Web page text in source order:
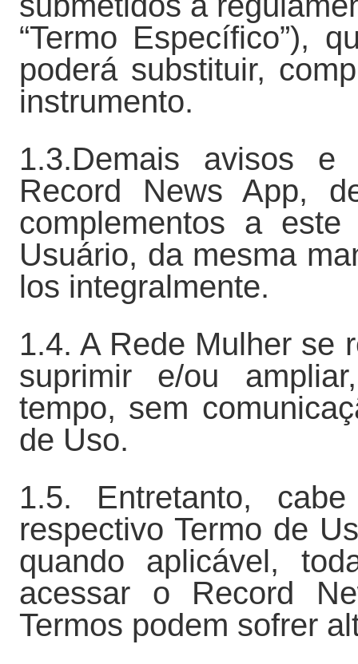
“Termo Específico”),
poderá substituir,
instrumento.
1.3.Demais avisos e
Record News App,
complementos a
Usuário, da mesma
los integralmente.
1.4. A Rede Mulher se
suprimir e/ou
tempo, sem
de Uso.
1.5. Entretanto,
respectivo Termo de
quando aplicável,
acessar o Record
Termos podem sofrer